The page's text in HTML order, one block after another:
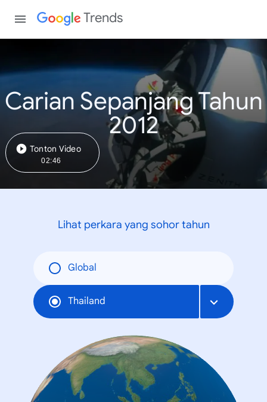
Trends
Carian Sepanjang Tahun
2012
Tonton Video
02:46
Lihat perkara yang sohor tahun
Global
Thailand